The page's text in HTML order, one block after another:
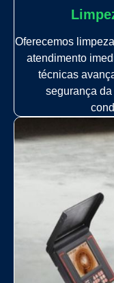
Oferecemos
atendimento
técnicas
segurança